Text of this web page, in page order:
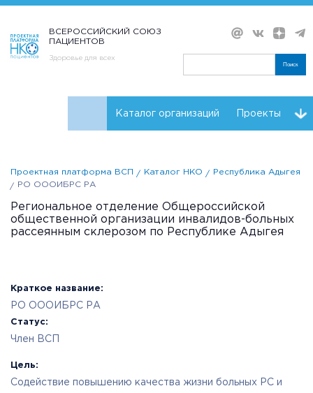
ВСЕРОССИЙСКИЙ СОЮЗ
ПАЦИЕНТОВ
Здоровье для всех
Поиск
Каталог организаций Проекты
Проектная платформа ВСП Каталог НКО
Республика Адыгея
РО ОООИБРС РА
Региональное отделение Общероссийской
общественной организации инвалидов-больных
рассеянным склерозом по Республике Адыгея
Краткое название:
РО ОООИБРС РА
Статус:
Член ВСП
Цель:
Содействие повышению качества жизни больных РС и